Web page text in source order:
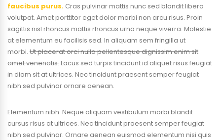
faucibus purus. Cras pulvinar mattis nunc sed blandit libero
volutpat. Amet porttitor eget dolor morbi non arcu risus. Proin
sagittis nisl rhoncus mattis rhoncus urna neque viverra. Molestie
at elementum eu facilisis sed. In aliquam sem fringilla ut
morbi. Ut placerat orci nulla pellentesque dignissim enim sit
amet venenatis.Lacus sed turpis tincidunt id aliquet risus feugiat
in diam sit at ultrices. Nec tincidunt praesent semper feugiat
nibh sed pulvinar ornare aenean.
Elementum nibh. Neque aliquam vestibulum morbi blandit
cursus risus at ultrices. Nec tincidunt praesent semper feugiat
nibh sed pulvinar. Ornare aenean euismod elementum nisi quis